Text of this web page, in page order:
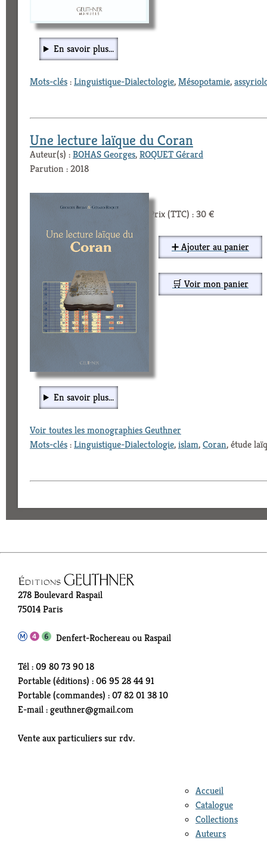
En savoir plus...
Mots-clés:Linguistique-Dialectologie,Mésopotamie,
Une lecture laïque du Coran
Auteur(s) :BOHAS Georges,ROQUET Gérard
Parution : 2018
Prix (TTC) : 30 €
➕ Ajouter au panier
🛒 Voir mon panier
En savoir plus...
Voir toutes les monographies Geuthner
Mots-clés:Linguistique-Dialectologie,islam,Coran, étude
278 Boulevard Raspail
75014 Paris
Denfert-Rochereau ou Raspail
Tél : 09 80 73 90 18
Portable (éditions) : 06 95 28 44 91
Portable (commandes) : 07 82 01 38 10
E-mail : geuthner@gmail.com
Vente aux particuliers sur rdv.
Accueil
Catalogue
Collections
Auteurs